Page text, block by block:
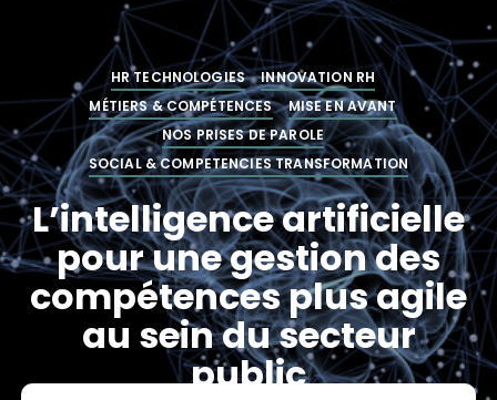
HR TECHNOLOGIES
INNOVATION RH
MÉTIERS & COMPÉTENCES
MISE EN AVANT
NOS PRISES DE PAROLE
SOCIAL & COMPETENCIES TRANSFORMATION
L’intelligence artificielle
pour une gestion des
compétences plus agile
au sein du secteur
public